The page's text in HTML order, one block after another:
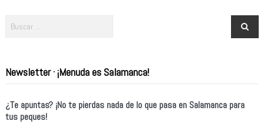
Newsletter · ¡Menuda es Salamanca!
¿Te apuntas? ¡No te pierdas nada de lo que pasa en Salamanca para
tus peques!